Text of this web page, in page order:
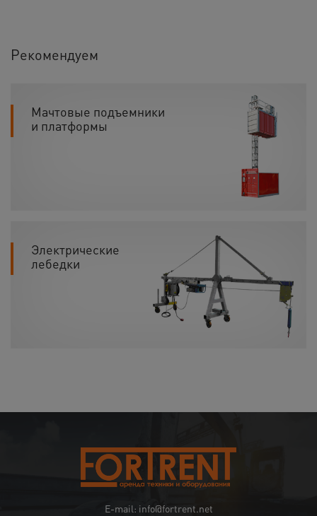
Рекомендуем
Мачтовые подъемники
и платформы
Электрические
лебедки
E-mail: info@fortrent.net